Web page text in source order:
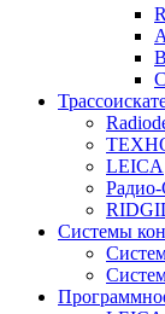
LEICA
Системы